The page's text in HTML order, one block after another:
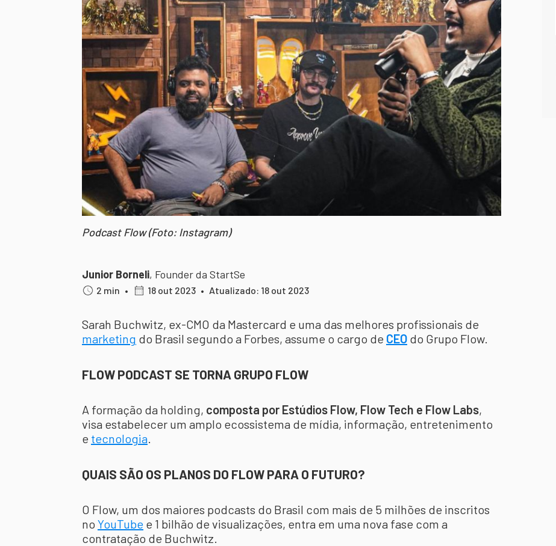
Podcast Flow (Foto: Instagram)
Junior Borneli, Founder da StartSe
2 min • 18 out 2023 • Atualizado: 18 out 2023
Sarah Buchwitz, ex-CMO da Mastercard e uma das melhores profissionais de
marketing do Brasil segundo a Forbes, assume o cargo de CEO do Grupo Flow.
FLOW PODCAST SE TORNA GRUPO FLOW
A formação da holding, composta por Estúdios Flow, Flow Tech e Flow Labs,
visa estabelecer um amplo ecossistema de mídia, informação, entretenimento
e tecnologia.
QUAIS SÃO OS PLANOS DO FLOW PARA O FUTURO?
O Flow, um dos maiores podcasts do Brasil com mais de 5 milhões de inscritos
no YouTube e 1 bilhão de visualizações, entra em uma nova fase com a
contratação de Buchwitz.